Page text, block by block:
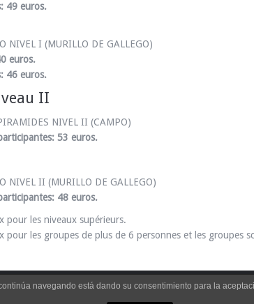
49 euros.
NIVEL I (MURILLO DE GALLEGO)
euros.
46 euros.
II
NIVEL II (CAMPO)
53 euros.
NIVEL II (MURILLO DE GALLEGO)
48 euros.
pour les niveaux supérieurs.
pour les groupes de plus de 6 personnes et les groupes
navegando está dando su consentimiento para la